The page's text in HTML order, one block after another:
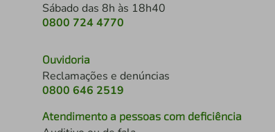
Sábado das 8h às 18h40
0800 724 4770
Ouvidoria
Reclamações e denúncias
0800 646 2519
Atendimento a pessoas com deficiência